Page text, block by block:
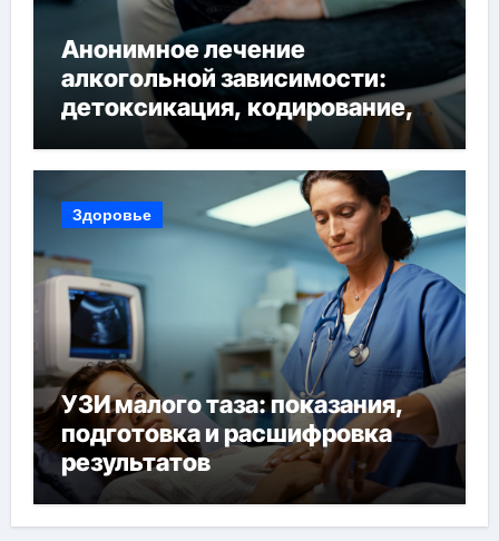
Анонимное лечение
алкогольной зависимости:
детоксикация, кодирование,
реабилитация, полный курс и
конфиденциальность
Здоровье
УЗИ малого таза: показания,
подготовка и расшифровка
результатов